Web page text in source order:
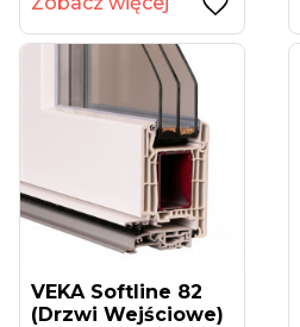
VEKA Softline 82
(drzwi Wejściowe)